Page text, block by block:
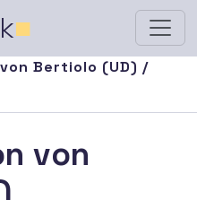
■
Bertiolo (UD) /
von